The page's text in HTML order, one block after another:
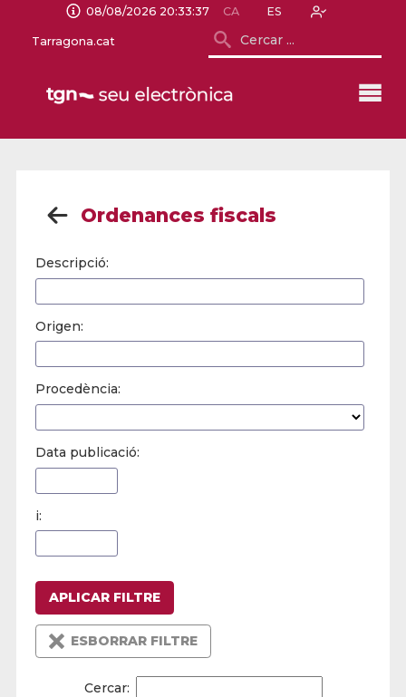
08/08/2026 20:33:37
Tarragona.cat
CA ES
Ordenances fiscals
Descripció:
Origen:
Procedència:
Data publicació:
i:
APLICAR FILTRE
ESBORRAR FILTRE
Cercar: